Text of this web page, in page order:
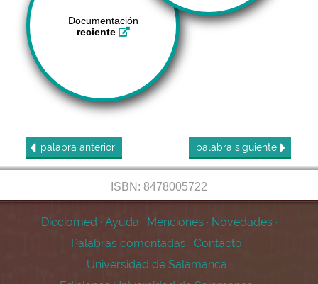
Documentación
reciente
palabra anterior palabra siguiente
ISBN: 8478005722
Dicciomed · Ayuda · Menciones · Novedades ·
Palabras comentadas · Contacto ·
Universidad de Salamanca ·